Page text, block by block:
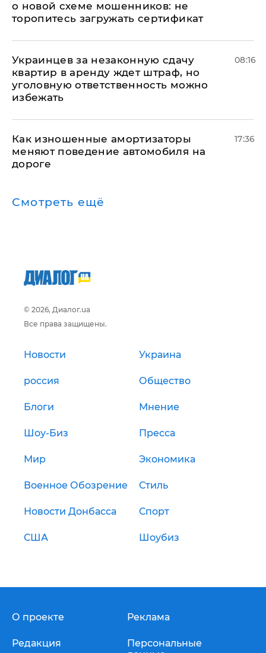
о новой схеме мошенников: не
торопитесь загружать сертификат
Украинцев за незаконную сдачу
квартир в аренду ждет штраф, но
уголовную ответственность можно
избежать
08:16
Как изношенные амортизаторы
меняют поведение автомобиля на
дороге
17:36
Смотреть ещё
© 2026, Диалог.ua
Все права защищены.
Новости Украина
россия Общество
Блоги Мнение
Шоу-Биз Пресса
Мир Экономика
Военное Обозрение Стиль
Новости Донбасса Спорт
США Шоубиз
О проекте
Редакция
Реклама
Персональные